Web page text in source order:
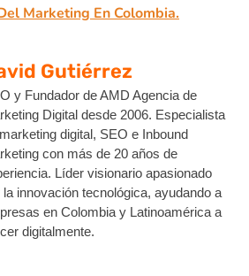
Marketing En Colombia.
Gutiérrez
y Fundador de AMD Agencia de
Digital desde 2006. Especialista
digital, SEO e Inbound
con más de 20 años de
Líder visionario apasionado
la innovación tecnológica, ayudando a
en Colombia y Latinoamérica a
digitalmente.